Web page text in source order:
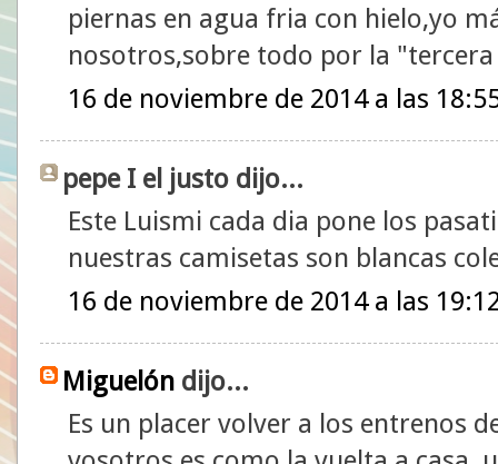
piernas en agua fria con hielo,yo
nosotros,sobre todo por la "tercera
16 de noviembre de 2014 a las
pepe I el justo dijo...
Este Luismi cada dia pone los
nuestras camisetas son blancas
16 de noviembre de 2014 a las
Miguelón dijo...
Es un placer volver a los entrenos